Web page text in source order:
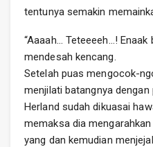
tentunya semakin
“Aaaah… Teteeeeh…!
mendesah kencang.
Setelah puas mengocok-
menjilati batangnya dengan
Herland sudah dikuasai
memaksa dia
yang dan kemudian